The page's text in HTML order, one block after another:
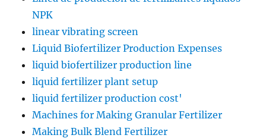
NPK
linear vibrating screen
Liquid Biofertilizer Production Expenses
liquid biofertilizer production line
liquid fertilizer plant setup
liquid fertilizer production cost'
Machines for Making Granular Fertilizer
Making Bulk Blend Fertilizer